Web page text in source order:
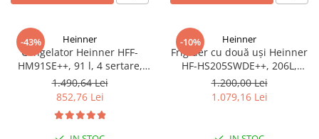
-43% Heinner
Congelator Heinner HFF-
HM91SE++, 91 l, 4 sertare,
Control mecanic, Clasa E, H 85
cm, Argintiu
1.490,64 Lei
852,76 Lei
-10% Heinner
Frigider cu două uși Heinner
HF-HS205SWDE++, 206L,
Dozator de apă, Clasa E,
Argintiu
1.200,00 Lei
1.079,16 Lei